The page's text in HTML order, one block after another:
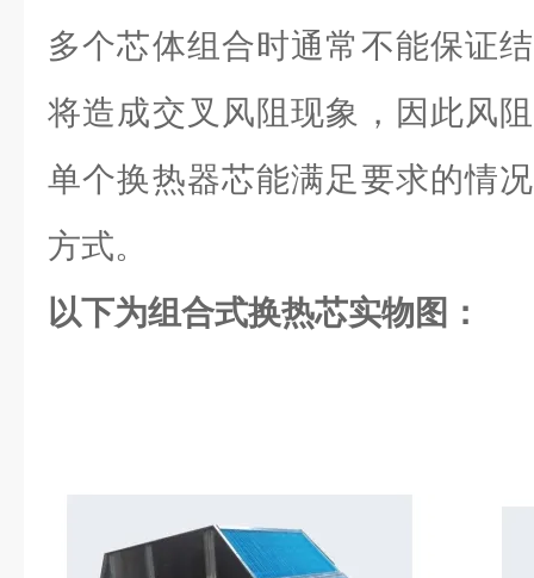
多个芯体组合时通常不能保证
将造成交叉风阻现象，因此风
单个换热器芯能满足要求的情
方式。
以下为组合式换热芯实物图：